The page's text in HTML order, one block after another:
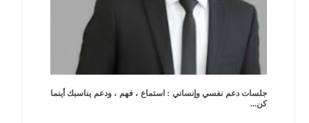
جلسات دعم نفسي وإنساني : استماع ، فهم ، ودعم يناسبك أينما
كن...